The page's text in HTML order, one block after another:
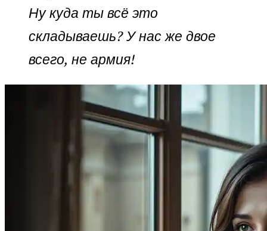
Ну куда ты всё это
складываешь? У нас же двое
всего, не армия!